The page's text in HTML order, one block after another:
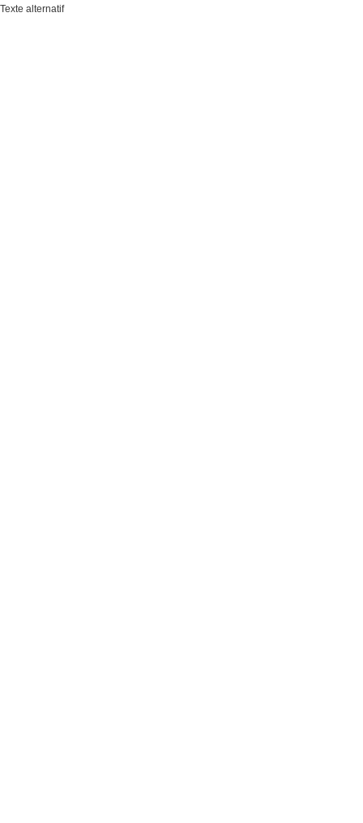
Texte alternatif